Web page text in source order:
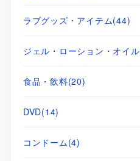
ラブグッズ・アイテム(44)
ジェル・ローション・オイル
食品・飲料(20)
DVD(14)
コンドーム(4)